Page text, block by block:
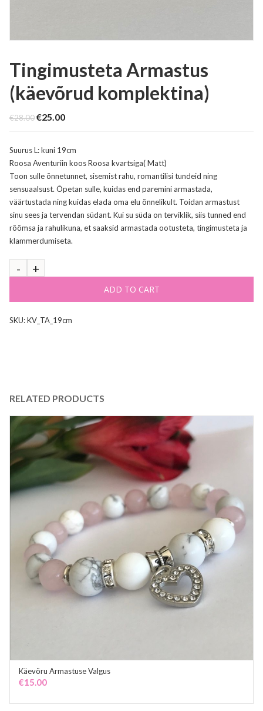
Tingimusteta Armastus
(käevõrud komplektina)
€28.00Original
€28.00.
€25.00Current
€25.00.
Suurus L: kuni 19cm
Roosa Aventuriin koos Roosa kvartsiga( Matt)
Toon sulle õnnetunnet, sisemist rahu, romantilisi tundeid ning
sensuaalsust. Õpetan sulle, kuidas end paremini armastada,
väärtustada ning kuidas elada oma elu õnnelikult. Toidan armastust
sinu sees ja tervendan südant. Kui su süda on terviklik, siis tunned end
rõõmsa ja rahulikuna, et saaksid armastada ootusteta, tingimusteta ja
klammerdumiseta.
ADD TO CART
SKU:KV_TA_19cm
RELATED PRODUCTS
Käevõru Armastuse Valgus
€15.00